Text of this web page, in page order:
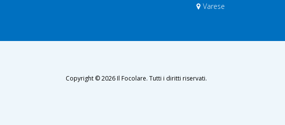
Varese
Copyright © 2026 Il Focolare. Tutti i diritti riservati.